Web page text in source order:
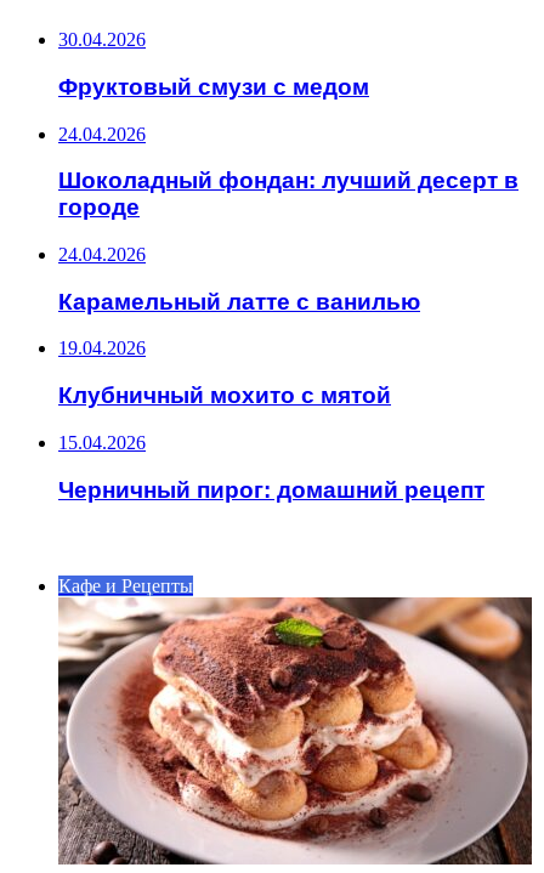
30.04.2026
Фруктовый смузи с медом
24.04.2026
Шоколадный фондан: лучший десерт в
городе
24.04.2026
Карамельный латте с ванилью
19.04.2026
Клубничный мохито с мятой
15.04.2026
Черничный пирог: домашний рецепт
Кафе и Рецепты